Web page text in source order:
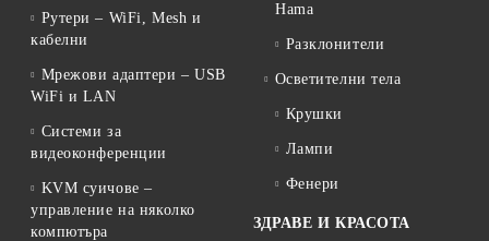
Рутери – WiFi, Mesh и
кабелни
Мрежови адаптери – USB
WiFi и LAN
Системи за
видеоконференции
KVM суичове –
управление на няколко
компютъра
Hama
Разклонители
Осветителни тела
Крушки
Лампи
Фенери
ЗДРАВЕ И КРАСОТА